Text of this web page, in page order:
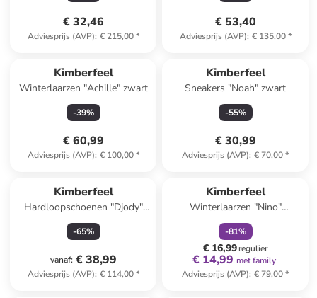
€ 32,46
Adviesprijs (AVP): € 215,00*
€ 53,40
Adviesprijs (AVP): € 135,00*
Kimberfeel
Winterlaarzen "Achille" zwart
-39%
€ 60,99
Adviesprijs (AVP): € 100,00*
Kimberfeel
Sneakers "Noah" zwart
-55%
€ 30,99
Adviesprijs (AVP): € 70,00*
Kimberfeel
Hardloopschoenen "Djody"
lichtblauw/grijs/lichtroze
-65%
vanaf: € 38,99
Adviesprijs (AVP): € 114,00*
Kimberfeel
Winterlaarzen "Nino"
roze/zwart
-81%
€ 16,99regulier
€ 14,99 met family
Adviesprijs (AVP): € 79,00*